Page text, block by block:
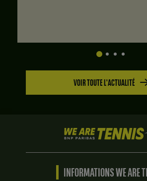
VOIR TOUTE L'ACTUALITÉ
We
are
Tennis
BNP
INFORMATIONS WE ARE